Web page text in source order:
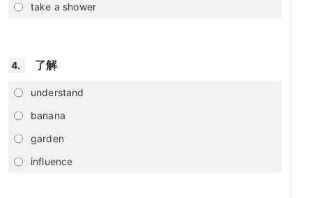
take a shower
4. 了解
understand
banana
garden
influence